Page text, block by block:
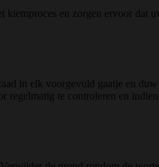
en zorgen ervoor dat
in elk voorgevuld gaatje en
te controleren en indien